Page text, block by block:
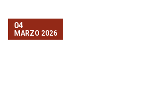
04
MARZO 2026